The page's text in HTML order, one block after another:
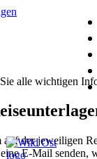
alle wichtigen
der jeweiligen
E-Mail